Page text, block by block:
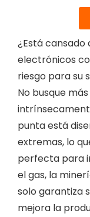
¿Está cansado
electrónicos
riesgo para su
No busque
punta está
extremas, lo
perfecta para
el gas, la
solo garantiza
mejora la